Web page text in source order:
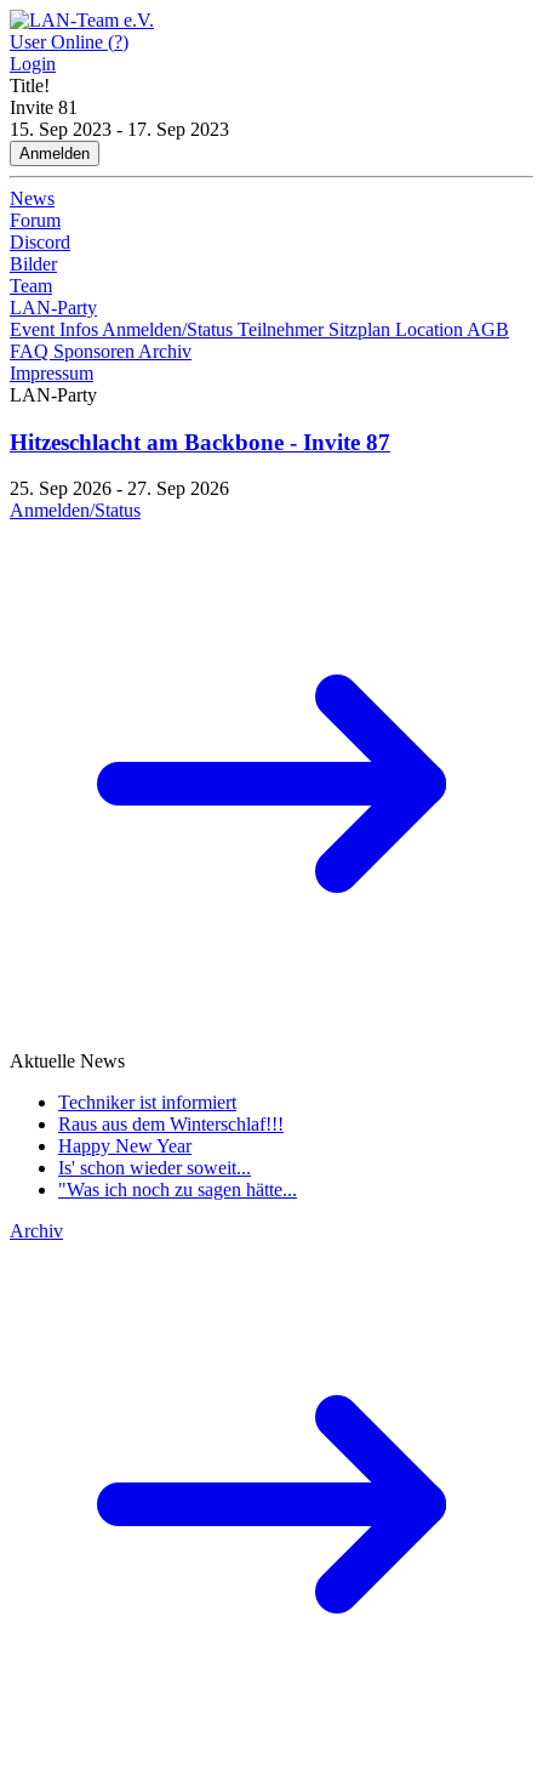
User Online (?)
Login
Title!
Invite 81
15. Sep 2023 - 17. Sep 2023
Anmelden
News
Forum
Discord
Bilder
Team
LAN-Party
Event Infos Anmelden/Status Teilnehmer Sitzplan Location AGB
FAQ Sponsoren Archiv
Impressum
LAN-Party
Hitzeschlacht am Backbone - Invite 87
25. Sep 2026 - 27. Sep 2026
Anmelden/Status
Aktuelle News
Techniker ist informiert
Raus aus dem Winterschlaf!!!
Happy New Year
Is' schon wieder soweit...
"Was ich noch zu sagen hätte...
Archiv